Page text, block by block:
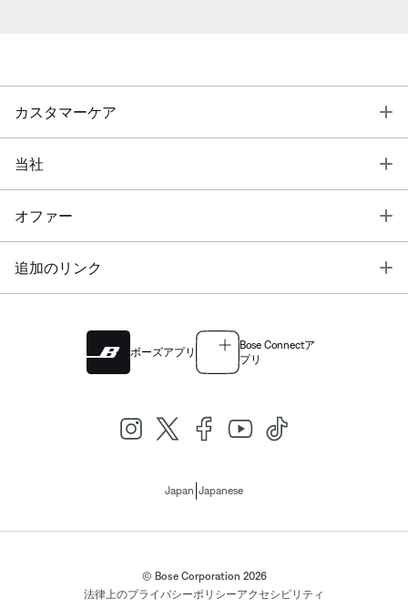
カスタマーケア
当社
オファー
追加のリンク
ボーズアプリ
Bose Connectア
プリ
Japan Japanese
© Bose Corporation 2026
法律上のプライバシーポリシーアクセシビリティ